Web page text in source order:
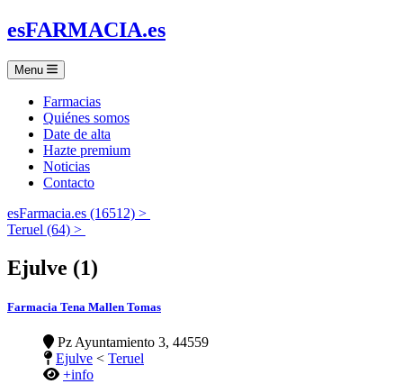
esFARMACIA.es
Menu
Farmacias
Quiénes somos
Date de alta
Hazte premium
Noticias
Contacto
esFarmacia.es (16512) >
Teruel (64) >
Ejulve (1)
Farmacia Tena Mallen Tomas
Pz Ayuntamiento 3, 44559
Ejulve < Teruel
+info